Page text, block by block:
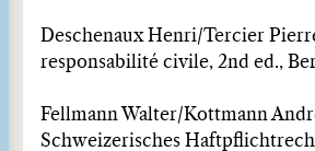
Deschenaux Henri/Tercier
responsabilité civile, 2nd ed.,
Fellmann Walter/Kottmann
Schweizerisches